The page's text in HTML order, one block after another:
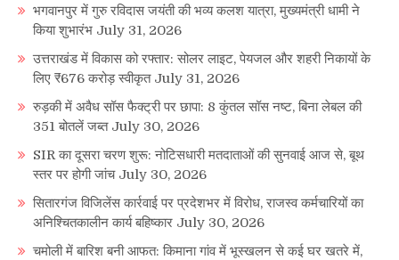
भगवानपुर में गुरु रविदास जयंती की भव्य कलश यात्रा, मुख्यमंत्री धामी ने
किया शुभारंभ July 31, 2026
उत्तराखंड में विकास को रफ्तार: सोलर लाइट, पेयजल और शहरी निकायों के
लिए ₹676 करोड़ स्वीकृत July 31, 2026
रुड़की में अवैध सॉस फैक्ट्री पर छापा: 8 कुंतल सॉस नष्ट, बिना लेबल की
351 बोतलें जब्त July 30, 2026
SIR का दूसरा चरण शुरू: नोटिसधारी मतदाताओं की सुनवाई आज से, बूथ
स्तर पर होगी जांच July 30, 2026
सितारगंज विजिलेंस कार्रवाई पर प्रदेशभर में विरोध, राजस्व कर्मचारियों का
अनिश्चितकालीन कार्य बहिष्कार July 30, 2026
चमोली में बारिश बनी आफत: किमाना गांव में भूस्खलन से कई घर खतरे में,